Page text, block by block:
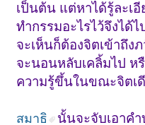
เป็นต้น แต่หาได้รู้ละเ
ทำกรรมอะไรไว้จึงได้
จะเห็นก็ต้องจิตเข้าถึง
จะนอนหลับเคลิ้มไป หรื
ความรู้ขึ้นในขณะจิตเ
สมาธิ
นั้นจะจับเอาค